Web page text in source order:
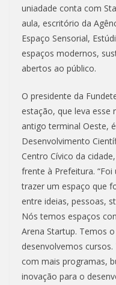
uniadade conta com
aula, escritório da
Espaço Sensorial,
espaços modernos,
abertos ao público.
O presidente da
estação, que leva
antigo terminal Oeste,
Desenvolvimento
Centro Cívico da
frente à Prefeitura.
trazer um espaço que
entre ideias, pessoas,
Nós temos espaços
Arena Startup. Temos
desenvolvemos
com mais programas,
inovação para o